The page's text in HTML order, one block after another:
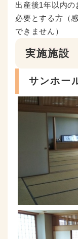
出産後1年以内
必要とする方（
できません）
実施施設
サンホー